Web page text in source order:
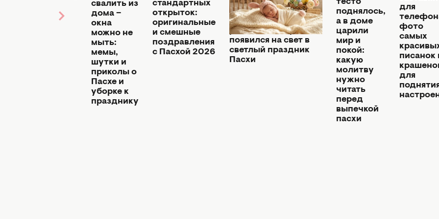
свалить из
дома –
окна
можно не
мыть:
мемы,
шутки и
приколы о
Пасхе и
уборке к
празднику
стандартных
открыток:
оригинальные
и смешные
поздравления
с Пасхой 2026
Благословенны
небом: как назвать
ребенка, который
появился на свет в
светлый праздник
Пасхи
тесто
поднялось,
а в доме
царили
мир и
покой:
какую
молитву
нужно
читать
перед
выпечкой
пасхи
для
фото
самых
писанок
для